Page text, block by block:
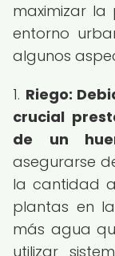
maximizar la
entorno
algunos
1. Riego:
crucial
de un
asegurarse
la cantidad
plantas en
más agua
utilizar